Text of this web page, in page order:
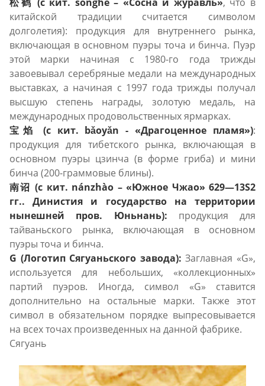
китайской традиции считается символом
долголетия): продукция для внутреннего рынка,
включающая в основном пуэры точа и бинча. Пуэр
этой марки начиная с 1980-го года трижды
завоевывал серебряные медали на международных
выставках, а начиная с 1997 года трижды получал
высшую степень награды, золотую медаль, на
международных продовольственных ярмарках.
宝焰 (с кит. bǎoуǎn - «Драгоценное пламя»):
продукция для тибетского рынка, включающая в
основном пуэры цзинча (в форме гриба) и мини
бинча (200-граммовые блины).
南诏 (с кит. nánzhào – «Южное Чжао» 629—13S2
гг.. Динистия и государство на территории
нынешней пров. Юньнань): продукция для
тайваньского рынка, включающая в основном
пуэры точа и бинча.
G (Логотип Сягуаньского завода): Заглавная «G»,
используется для небольших, «коллекционных»
партий пуэров. Иногда, символ «G» ставится
дополнительно на остальные марки. Также этот
символ в обязательном порядке выпресовывается
на всех точах произведенных на данной фабрике.
Сягуань